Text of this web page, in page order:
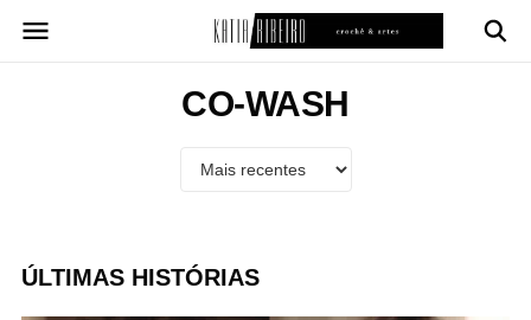
para
CO-WASH
ÚLTIMAS HISTÓRIAS